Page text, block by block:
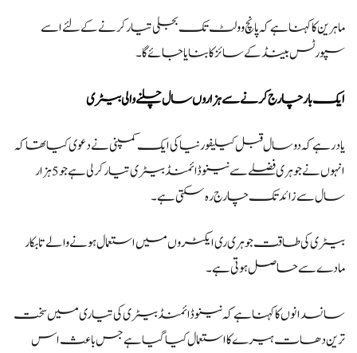
ماہرین کا کہنا ہے کہ پانچ وولٹ تک بجلی تیار کرنے کے لئے اسے
سپورٹس بینڈ کے سائز کا بنایا جائے گا۔
ایک بار چارج کرنے سے ہزاروں سال چلنے والی بیٹری
یاد رہے کہ دو سال قبل کیلیفورنیا کی ایک کمپنی نے دعوی کیا تھا کہ
انہوں نے جوہری فضلے سےنینو ڈائمنڈ بیٹری تیار کر لی ہے جو 5 ہزار
سال سے زائد تک چارج رہ سکتی ہے۔
بیٹری کی طاقت جوہری ری ایکٹروں میں استعمال ہونے والے تابکار
مادے سے حاصل ہوتی ہے۔
سانسدانوں کا کہنا ہے کہ نینو ڈائمنڈ بیٹری کی تیاری میں سخت
ترین دھات ہیرے کا استعمال کیا گیا ہے جس باعث اس